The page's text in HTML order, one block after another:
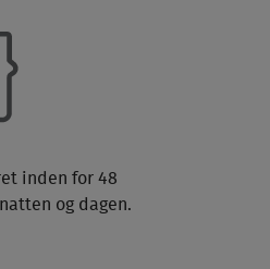
inden for 48
og dagen.